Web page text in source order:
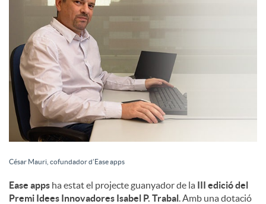
César Mauri, cofundador d’Ease apps
Ease apps ha estat el projecte guanyador de la III edició del
Premi Idees Innovadores Isabel P. Trabal. Amb una dotació